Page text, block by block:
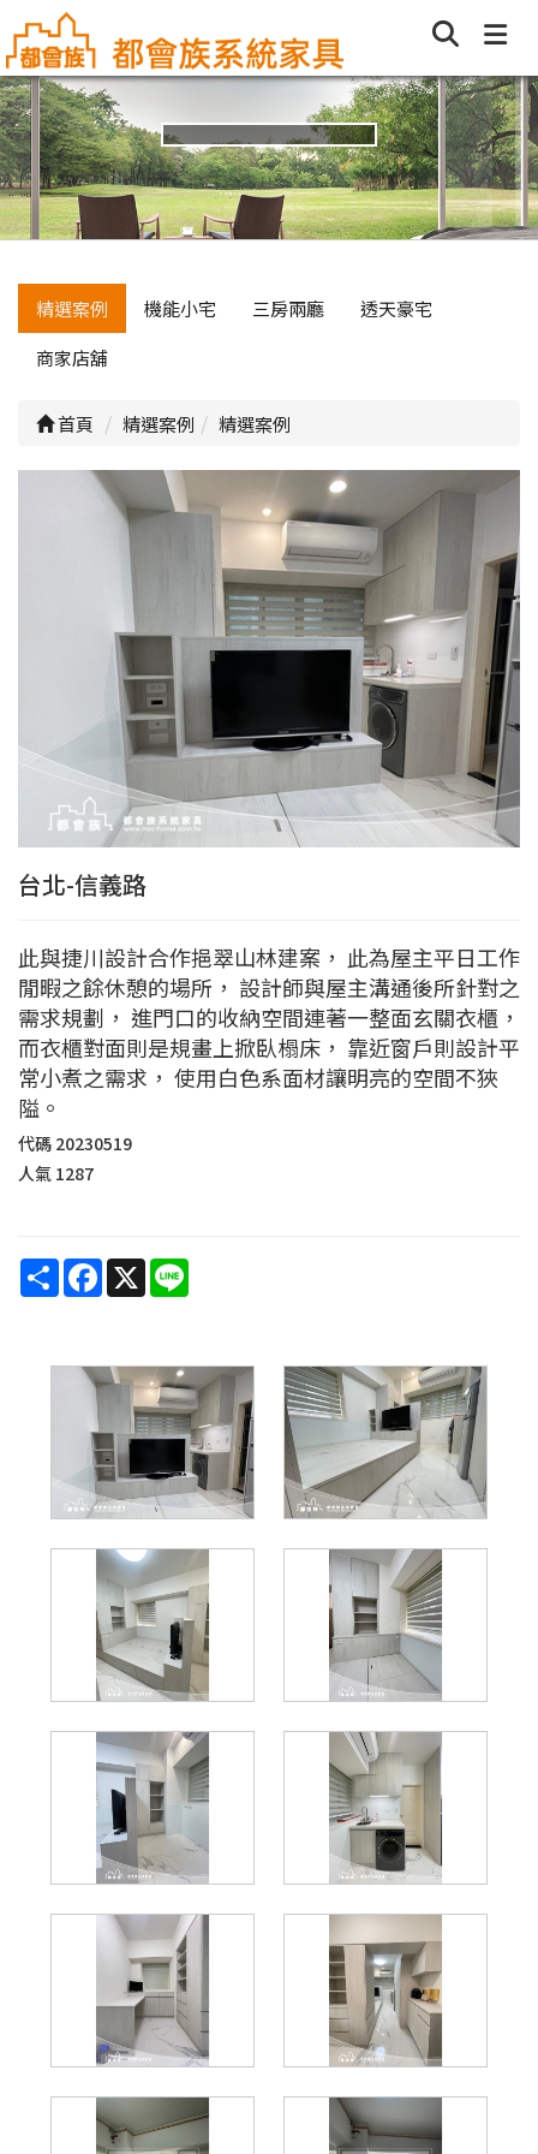
精選案例 機能小宅 三房兩廳
透天豪宅
商家店舖
首頁 精選案例 精選案例
台北-信義路
此與捷川設計合作挹翠山林建案， 此為屋主平日工作
閒暇之餘休憩的場所， 設計師與屋主溝通後所針對之
需求規劃， 進門口的收納空間連著一整面玄關衣櫃，
而衣櫃對面則是規畫上掀臥榻床， 靠近窗戶則設計平
常小煮之需求， 使用白色系面材讓明亮的空間不狹
隘。
代碼 20230519
人氣 1287
ShareFacebook
X